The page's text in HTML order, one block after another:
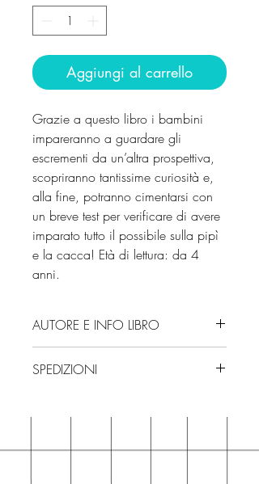
Aggiungi al carrello
Grazie a questo libro i bambini
impareranno a guardare gli
escrementi da un’altra prospettiva,
scopriranno tantissime curiosità e,
alla fine, potranno cimentarsi con
un breve test per verificare di avere
imparato tutto il possibile sulla pipì
e la cacca! Età di lettura: da 4
anni.
AUTORE E INFO LIBRO
Editore: Uppa Edizioni
Edizione: 2025
Età di lettura: da 4 anni
SPEDIZIONI
3/4 giorni, secondo disponibilità